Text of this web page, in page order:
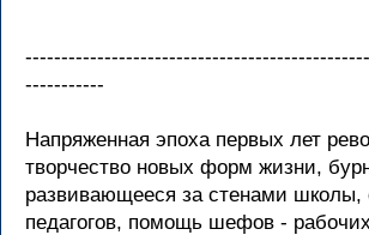
-----------
Напряженная эпоха первых лет
творчество новых форм жизни,
развивающееся за стенами школы,
педагогов, помощь шефов - рабочих